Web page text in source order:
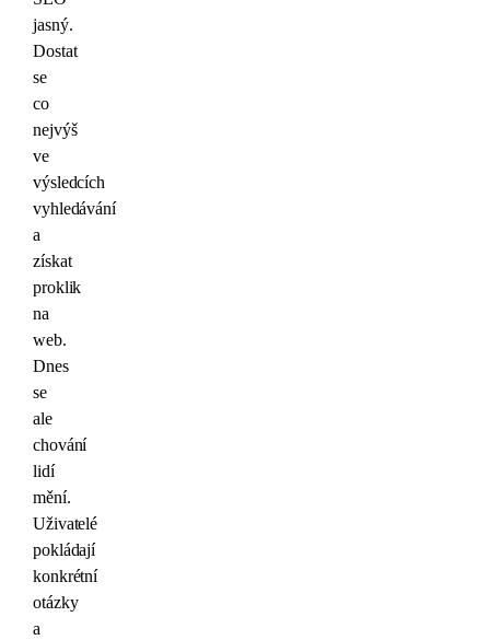
jasný.
Dostat
se
co
nejvýš
ve
výsledcích
vyhledávání
a
získat
proklik
na
web.
Dnes
se
ale
chování
lidí
mění.
Uživatelé
pokládají
konkrétní
otázky
a